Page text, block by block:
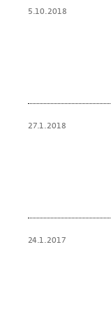
5.10.2018
27.1.2018
24.1.2017